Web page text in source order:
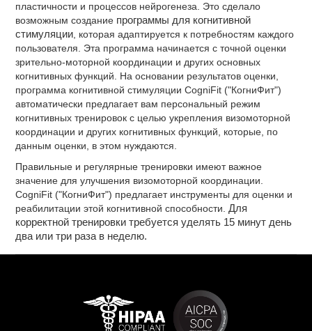
пластичности и процессов нейрогенеза. Это сделало
возможным создание программы для когнитивной
стимуляции , которая адаптируется к потребностям каждого
пользователя. Эта программа начинается с точной оценки
зрительно-моторной координации и других основных
когнитивных функций. На основании результатов оценки,
программа когнитивной стимуляции CogniFit ("КогниФит")
автоматически предлагает вам персональный режим
когнитивных тренировок с целью укрепления визомоторной
координации и других когнитивных функций, которые, по
данным оценки, в этом нуждаются.
Правильные и регулярные тренировки имеют важное
значение для улучшения визомоторной координации.
CogniFit ("КогниФит") предлагает инструменты для оценки и
реабилитации этой когнитивной способности.Для
корректной тренировки требуется уделять 15 минут день
два или три раза в неделю.